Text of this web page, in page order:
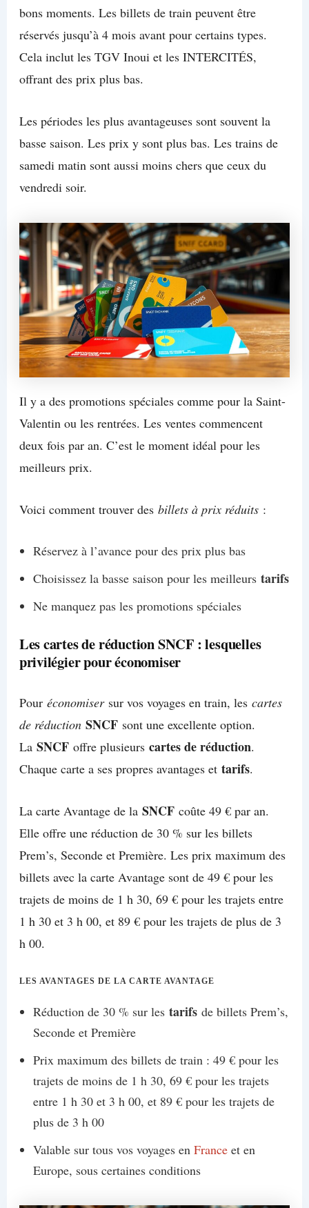
bons moments. Les billets de train peuvent être
réservés jusqu’à 4 mois avant pour certains types.
Cela inclut les TGV Inoui et les INTERCITÉS,
offrant des prix plus bas.
Les périodes les plus avantageuses sont souvent la
basse saison. Les prix y sont plus bas. Les trains de
samedi matin sont aussi moins chers que ceux du
vendredi soir.
Il y a des promotions spéciales comme pour la Saint-
Valentin ou les rentrées. Les ventes commencent
deux fois par an. C’est le moment idéal pour les
meilleurs prix.
Voici comment trouver des billets à prix réduits:
Réservez à l’avance pour des prix plus bas
Choisissez la basse saison pour les meilleurs tarifs
Ne manquez pas les promotions spéciales
Les cartes de réduction SNCF : lesquelles
privilégier pour économiser
Pour économisersur vos voyages en train, les cartes
de réduction SNCFsont une excellente option.
La SNCFoffre plusieurs cartes de réduction.
Chaque carte a ses propres avantages et tarifs.
La carte Avantage de la SNCFcoûte 49 € par an.
Elle offre une réduction de 30 % sur les billets
Prem’s, Seconde et Première. Les prix maximum des
billets avec la carte Avantage sont de 49 € pour les
trajets de moins de 1 h 30, 69 € pour les trajets entre
1 h 30 et 3 h 00, et 89 € pour les trajets de plus de 3
h 00.
LES AVANTAGES DE LA CARTE AVANTAGE
Réduction de 30 % sur les tarifsde billets Prem’s,
Seconde et Première
Prix maximum des billets de train : 49 € pour les
trajets de moins de 1 h 30, 69 € pour les trajets
entre 1 h 30 et 3 h 00, et 89 € pour les trajets de
plus de 3 h 00
Valable sur tous vos voyages en Franceet en
Europe, sous certaines conditions